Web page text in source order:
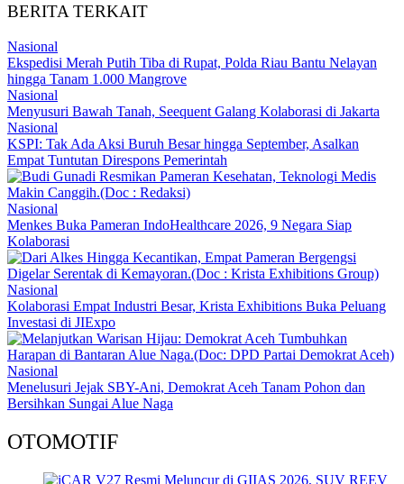
BERITA TERKAIT
Nasional
Ekspedisi Merah Putih Tiba di Rupat, Polda Riau Bantu Nelayan
hingga Tanam 1.000 Mangrove
Nasional
Menyusuri Bawah Tanah, Seequent Galang Kolaborasi di Jakarta
Nasional
KSPI: Tak Ada Aksi Buruh Besar hingga September, Asalkan
Empat Tuntutan Direspons Pemerintah
Nasional
Menkes Buka Pameran IndoHealthcare 2026, 9 Negara Siap
Kolaborasi
Nasional
Kolaborasi Empat Industri Besar, Krista Exhibitions Buka Peluang
Investasi di JIExpo
Nasional
Menelusuri Jejak SBY-Ani, Demokrat Aceh Tanam Pohon dan
Bersihkan Sungai Alue Naga
OTOMOTIF